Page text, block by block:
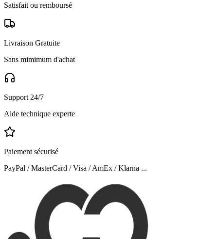
Satisfait ou remboursé
Livraison Gratuite
Sans mimimum d'achat
Support 24/7
Aide technique experte
Paiement sécurisé
PayPal / MasterCard / Visa / AmEx / Klarna ...